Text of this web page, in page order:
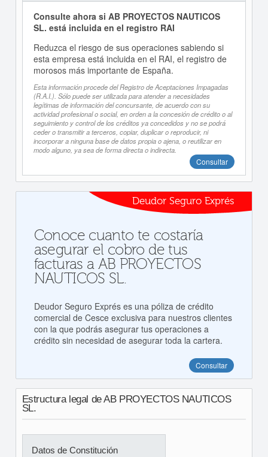
Consulte ahora si AB PROYECTOS NAUTICOS
SL. está incluida en el registro RAI
Reduzca el riesgo de sus operaciones sabiendo si
esta empresa está incluida en el RAI, el registro de
morosos más importante de España.
Esta información procede del Registro de Aceptaciones Impagadas
(R.A.I.). Sólo puede ser utilizada para atender a necesidades
legítimas de información del concursante, de acuerdo con su
actividad profesional o social, en orden a la concesión de crédito o al
seguimiento y control de los créditos ya concedidos y no se podrá
ceder o transmitir a terceros, copiar, duplicar o reproducir, ni
incorporar a ninguna base de datos propia o ajena, o reutilizar en
modo alguno, ya sea de forma directa o indirecta.
Consultar
Deudor Seguro Exprés
Conoce cuanto te costaría
asegurar el cobro de tus
facturas a AB PROYECTOS
NAUTICOS SL.
Deudor Seguro Exprés es una póliza de crédito
comercial de Cesce exclusiva para nuestros clientes
con la que podrás asegurar tus operaciones a
crédito sin necesidad de asegurar toda la cartera.
Consultar
Estructura legal de AB PROYECTOS NAUTICOS
SL.
Datos de Constitución